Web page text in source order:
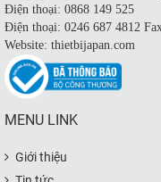
Điện thoại: 0868 149 525
Điện thoại: 0246 687 4812
Website: thietbijapan.com
MENU LINK
Giới thiệu